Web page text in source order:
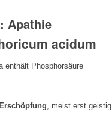
Apathie
acidum
Phosphorsäure
, meist erst